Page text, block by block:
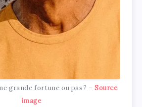
grande fortune ou pas? –Source
image